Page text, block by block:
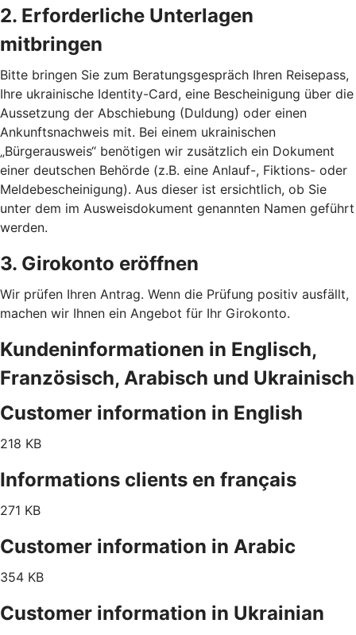
2. Erforderliche Unterlagen
mitbringen
Bitte bringen Sie zum Beratungsgespräch Ihren Reisepass,
Ihre ukrainische Identity-Card, eine Bescheinigung über die
Aussetzung der Abschiebung (Duldung) oder einen
Ankunftsnachweis mit. Bei einem ukrainischen
„Bürgerausweis“ benötigen wir zusätzlich ein Dokument
einer deutschen Behörde (z.B. eine Anlauf-, Fiktions- oder
Meldebescheinigung). Aus dieser ist ersichtlich, ob Sie
unter dem im Ausweisdokument genannten Namen geführt
werden.
3. Girokonto eröffnen
Wir prüfen Ihren Antrag. Wenn die Prüfung positiv ausfällt,
machen wir Ihnen ein Angebot für Ihr Girokonto.
Kundeninformationen in Englisch,
Französisch, Arabisch und Ukrainisch
Customer information in English
218 KB
Informations clients en français
271 KB
Customer information in Arabic
354 KB
Customer information in Ukrainian